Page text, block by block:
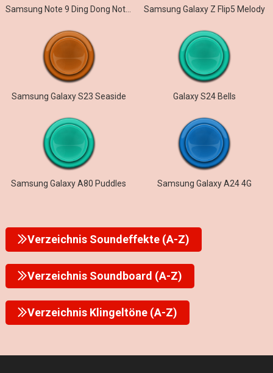
Samsung Note 9 Ding Dong Notification Samsung Galaxy Z Flip5 Melody
Samsung Galaxy S23 Seaside Galaxy S24 Bells
Samsung Galaxy A80 Puddles Samsung Galaxy A24 4G
Verzeichnis Soundeffekte (A-Z)
Verzeichnis Soundboard (A-Z)
Verzeichnis Klingeltöne (A-Z)